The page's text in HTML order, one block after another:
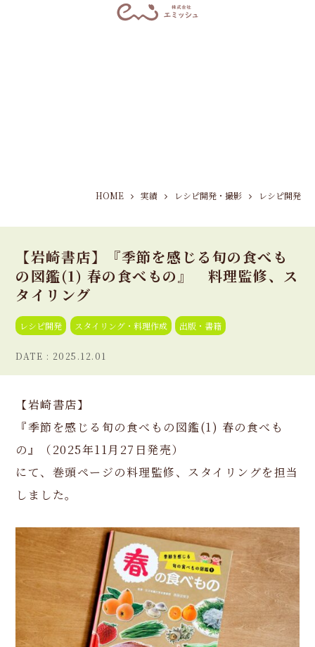
HOME 実績 レシピ開発・撮影 レシピ開発
【岩崎書店】『季節を感じる旬の食べも
の図鑑(1) 春の食べもの』 料理監修、ス
タイリング
レシピ開発 スタイリング・料理作成 出版・書籍
2025.12.01
【岩崎書店】
『季節を感じる旬の食べもの図鑑(1) 春の食べも
の』（2025年11月27日発売）
にて、巻頭ページの料理監修、スタイリングを担当
しました。